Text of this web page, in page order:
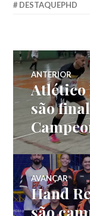
DESTAQUEPHD
ANTERIOR
Atlético
são
AVANÇAR
Hand
são